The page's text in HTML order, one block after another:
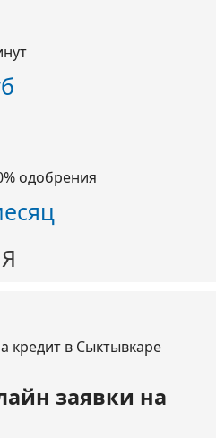
заявки на